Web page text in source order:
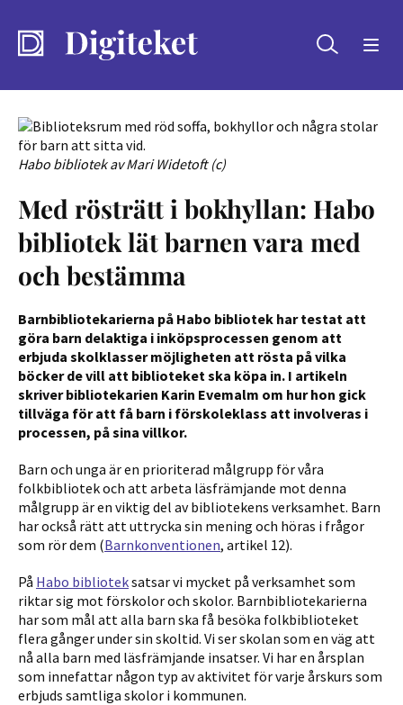
Sök
Habo bibliotek av Mari Widetoft (c)
Med rösträtt i bokhyllan: Habo
bibliotek lät barnen vara med
och bestämma
Barnbibliotekarierna på Habo bibliotek har testat att
göra barn delaktiga i inköpsprocessen genom att
erbjuda skolklasser möjligheten att rösta på vilka
böcker de vill att biblioteket ska köpa in. I artikeln
skriver bibliotekarien Karin Evemalm om hur hon gick
tillväga för att få barn i förskoleklass att involveras i
processen, på sina villkor.
Barn och unga är en prioriterad målgrupp för våra
folkbibliotek och att arbeta läsfrämjande mot denna
målgrupp är en viktig del av bibliotekens verksamhet. Barn
har också rätt att uttrycka sin mening och höras i frågor
som rör dem (Barnkonventionen, artikel 12).
På Habo biblioteksatsar vi mycket på verksamhet som
riktar sig mot förskolor och skolor. Barnbibliotekarierna
har som mål att alla barn ska få besöka folkbiblioteket
flera gånger under sin skoltid. Vi ser skolan som en väg att
nå alla barn med läsfrämjande insatser. Vi har en årsplan
som innefattar någon typ av aktivitet för varje årskurs som
erbjuds samtliga skolor i kommunen.